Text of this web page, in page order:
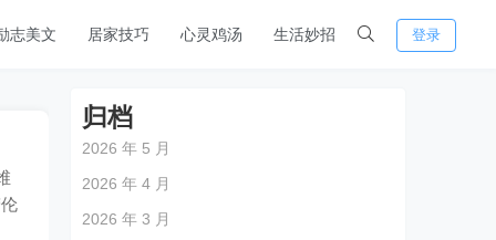
志美文 居家技巧 心灵鸡汤 生活妙招 登录
归档
2026 年 5 月
2026 年 4 月
2026 年 3 月